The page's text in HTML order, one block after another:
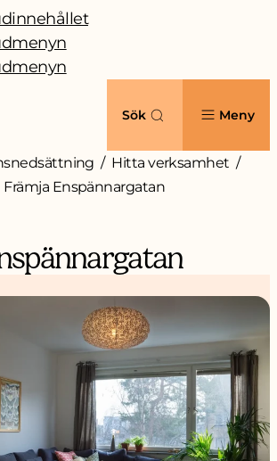
Sök Meny
Hitta verksamhet
Främja Enspännargatan